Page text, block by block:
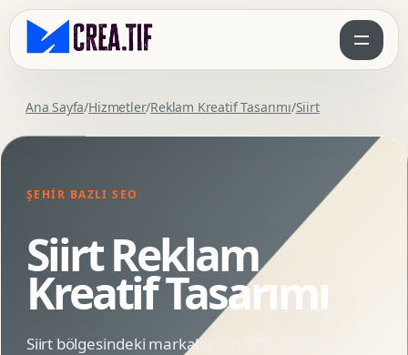
Ana Sayfa/Hizmetler/Reklam Kreatif Tasarımı/Siirt
ŞEHIR BAZLI SEO
Siirt Reklam
Kreatif Tasarımı
Siirt bölgesindeki markalar için SEO uyumlu,